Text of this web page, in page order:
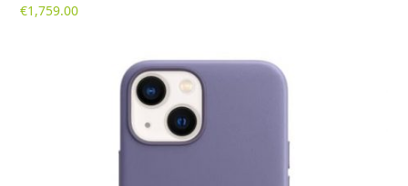
€1,759.00